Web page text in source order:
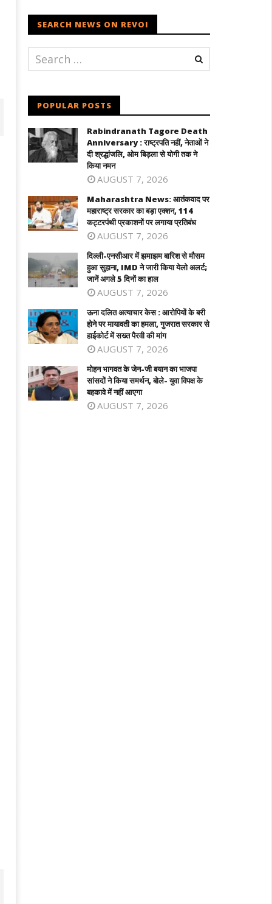
एनसीआर में झमाझम बारिश से मौसम हुआ
IMD ने जारी किया येलो अलर्ट; जानें
5 दिनों का हाल
ऊना दलित अत्याचार केस : आरोपियों के बरी होने
पर मायावती का हमला, गुजरात सरकार से
में सख्त पैरवी की मांग
August
24,
2025
SEARCH NEWS ON REVOI
POPULAR POSTS
Rabindranath Tagore Death
Anniversary : राष्ट्रपति नहीं, नेताओं ने
दी श्रद्धांजलि, ओम बिड़ला से योगी तक ने
किया नमन
AUGUST 7, 2026
Maharashtra News: आतंकवाद पर
महाराष्ट्र सरकार का बड़ा एक्शन, 114
कट्टरपंथी प्रकाशनों पर लगाया प्रतिबंध
AUGUST 7, 2026
दिल्ली-एनसीआर में झमाझम बारिश से मौसम
हुआ सुहाना, IMD ने जारी किया येलो अलर्ट;
जानें अगले 5 दिनों का हाल
AUGUST 7, 2026
ऊना दलित अत्याचार केस : आरोपियों के बरी
होने पर मायावती का हमला, गुजरात सरकार से
हाईकोर्ट में सख्त पैरवी की मांग
AUGUST 7, 2026
मोहन भागवत के जेन-जी बयान का भाजपा
सांसदों ने किया समर्थन, बोले- युवा विपक्ष के
बहकावे में नहीं आएगा
AUGUST 7, 2026